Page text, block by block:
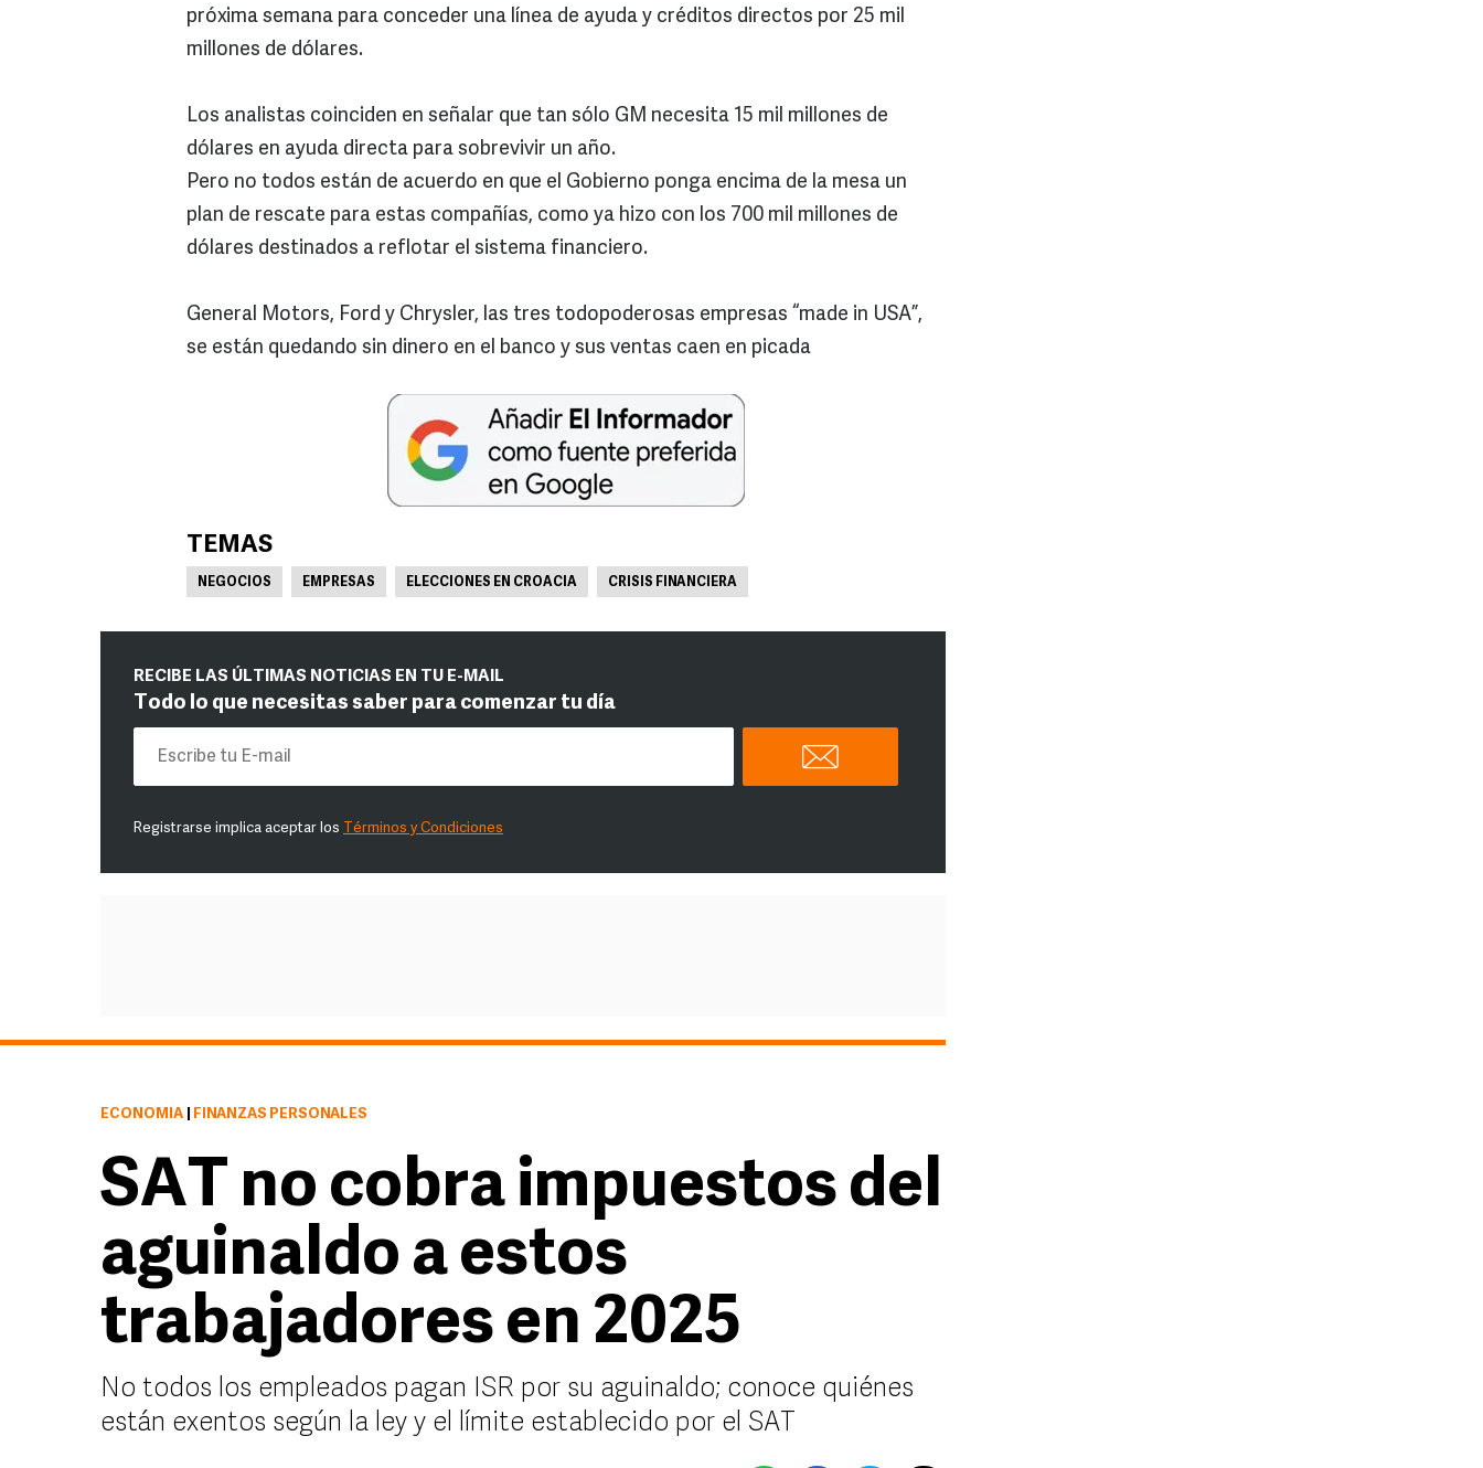
próxima semana para conceder una línea de ayuda y créditos directos por 25 mil
millones de dólares.
Los analistas coinciden en señalar que tan sólo GM necesita 15 mil millones de
dólares en ayuda directa para sobrevivir un año.
Pero no todos están de acuerdo en que el Gobierno ponga encima de la mesa un
plan de rescate para estas compañías, como ya hizo con los 700 mil millones de
dólares destinados a reflotar el sistema financiero.
General Motors, Ford y Chrysler, las tres todopoderosas empresas “made in USA”,
se están quedando sin dinero en el banco y sus ventas caen en picada
TEMAS
NEGOCIOS EMPRESAS ELECCIONES EN CROACIA CRISIS FINANCIERA
RECIBE LAS ÚLTIMAS NOTICIAS EN TU E-MAIL
Todo lo que necesitas saber para comenzar tu día
Registrarse implica aceptar los Términos y Condiciones
ECONOMÍA FINANZAS PERSONALES
SAT no cobra impuestos del
aguinaldo a estos
trabajadores en 2025
No todos los empleados pagan ISR por su aguinaldo; conoce quiénes
están exentos según la ley y el límite establecido por el SAT